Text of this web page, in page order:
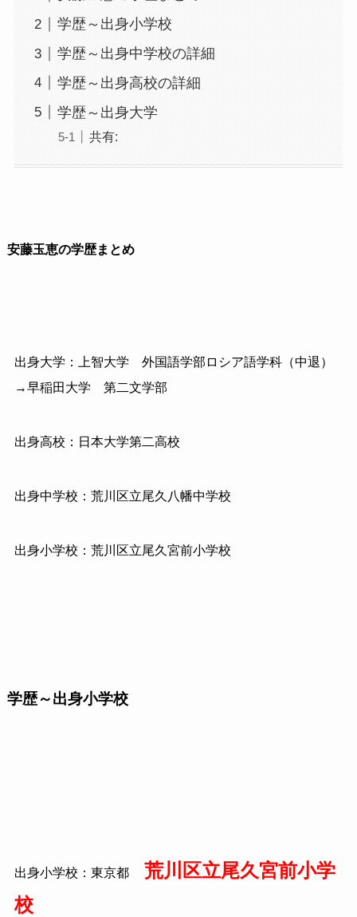
学歴～出身小学校
学歴～出身中学校の詳細
学歴～出身高校の詳細
学歴～出身大学
共有:
安藤玉恵の学歴まとめ
出身大学：上智大学 外国語学部ロシア語学科（中退）
→早稲田大学 第二文学部
出身高校：日本大学第二高校
出身中学校：荒川区立尾久八幡中学校
出身小学校：荒川区立尾久宮前小学校
学歴～出身小学校
出身小学校：東京都
荒川区立尾久宮前小学
校